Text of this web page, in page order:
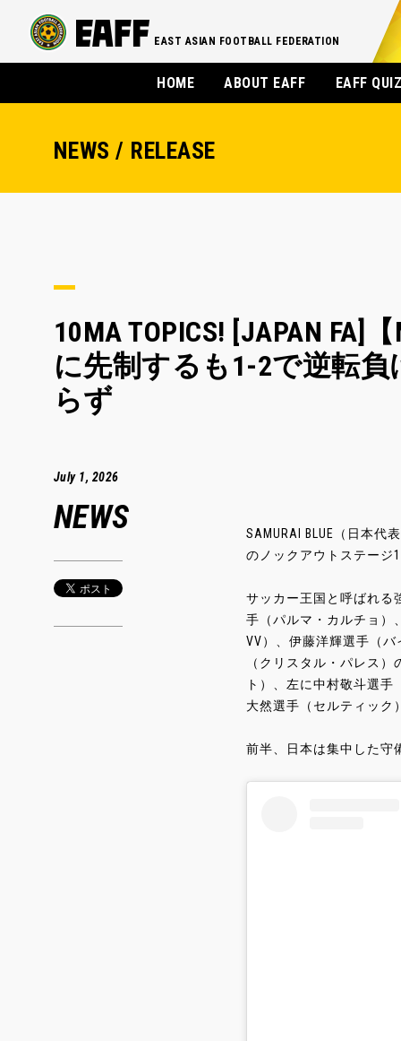
EAST ASIAN FOOTBALL FEDERATION
HOME ABOUT EAFF EAFF
NEWS / RELEASE
10MA TOPICS! [JAPAN FA]
に先制するも1-2で逆転
らず
July 1, 2026
NEWS
SAMURAI BLUE（日本
のノックアウトステージ
サッカー王国と呼ばれる
手（パルマ・カルチョ）
VV）、伊藤洋輝選手（
（クリスタル・パレス
ト）、左に中村敬斗選
大然選手（セルティック
前半、日本は集中した守